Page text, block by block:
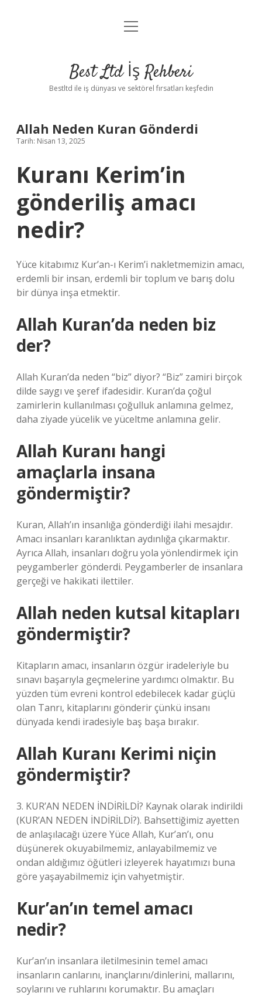
Anasayfa
Yasal Uyarı
menüyü
Best Ltd İş Rehberi
Bestltd ile iş dünyası ve sektörel fırsatları keşfedin
Allah Neden Kuran Gönderdi
Tarih: Nisan 13, 2025
Kuranı Kerim’in
gönderiliş amacı
nedir?
Yüce kitabımız Kur’an-ı Kerim’i nakletmemizin amacı,
erdemli bir insan, erdemli bir toplum ve barış dolu
bir dünya inşa etmektir.
Allah Kuran’da neden biz
der?
Allah Kuran’da neden “biz” diyor? “Biz” zamiri birçok
dilde saygı ve şeref ifadesidir. Kuran’da çoğul
zamirlerin kullanılması çoğulluk anlamına gelmez,
daha ziyade yücelik ve yüceltme anlamına gelir.
Allah Kuranı hangi
amaçlarla insana
göndermiştir?
Kuran, Allah’ın insanlığa gönderdiği ilahi mesajdır.
Amacı insanları karanlıktan aydınlığa çıkarmaktır.
Ayrıca Allah, insanları doğru yola yönlendirmek için
peygamberler gönderdi. Peygamberler de insanlara
gerçeği ve hakikati ilettiler.
Allah neden kutsal kitapları
göndermiştir?
Kitapların amacı, insanların özgür iradeleriyle bu
sınavı başarıyla geçmelerine yardımcı olmaktır. Bu
yüzden tüm evreni kontrol edebilecek kadar güçlü
olan Tanrı, kitaplarını gönderir çünkü insanı
dünyada kendi iradesiyle baş başa bırakır.
Allah Kuranı Kerimi niçin
göndermiştir?
3. KUR’AN NEDEN İNDİRİLDİ? Kaynak olarak indirildi
(KUR’AN NEDEN İNDİRİLDİ?). Bahsettiğimiz ayetten
de anlaşılacağı üzere Yüce Allah, Kur’an’ı, onu
düşünerek okuyabilmemiz, anlayabilmemiz ve
ondan aldığımız öğütleri izleyerek hayatımızı buna
göre yaşayabilmemiz için vahyetmiştir.
Kur’an’ın temel amacı
nedir?
Kur’an’ın insanlara iletilmesinin temel amacı
insanların canlarını, inançlarını/dinlerini, mallarını,
soylarını ve ruhlarını korumaktır. Bu amaçları